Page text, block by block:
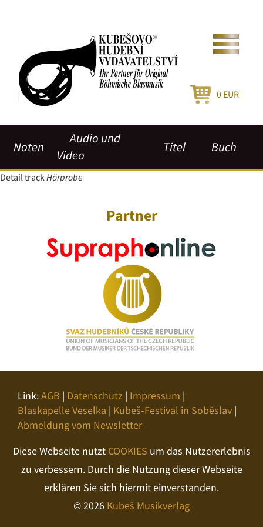
0 EUR
Noten
Audio und
Video
Titel Buch
Detail trackHörprobe
Partner
Link:AGB | Datenschutz | Impressum |
Blaskapelle Veselka | Kubeš-Festival in Soběslav |
Abmeldung vom Newsletter
Diese Webseite nutzt COOKIES um das Nutzererlebnis
zu verbessern. Durch die Nutzung dieser Webseite
erklären Sie sich hiermit einverstanden.
© 2026 Kubeš Musikverlag